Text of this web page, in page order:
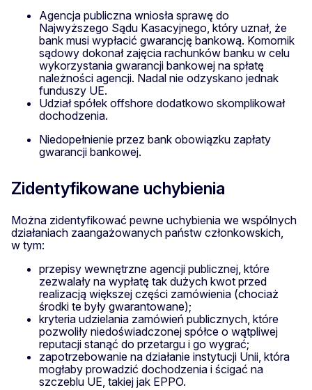
Agencja publiczna wniosła sprawę do
Najwyższego Sądu Kasacyjnego, który uznał, że
bank musi wypłacić gwarancję bankową. Komornik
sądowy dokonał zajęcia rachunków banku w celu
wykorzystania gwarancji bankowej na spłatę
należności agencji. Nadal nie odzyskano jednak
funduszy UE.
Udział spółek offshore dodatkowo skomplikował
dochodzenia.
Niedopełnienie przez bank obowiązku zapłaty
gwarancji bankowej.
Zidentyfikowane uchybienia
Można zidentyfikować pewne uchybienia we wspólnych
działaniach zaangażowanych państw członkowskich,
w tym:
przepisy wewnętrzne agencji publicznej, które
zezwalały na wypłatę tak dużych kwot przed
realizacją większej części zamówienia (chociaż
środki te były gwarantowane);
kryteria udzielania zamówień publicznych, które
pozwoliły niedoświadczonej spółce o wątpliwej
reputacji stanąć do przetargu i go wygrać;
zapotrzebowanie na działanie instytucji Unii, która
mogłaby prowadzić dochodzenia i ścigać na
szczeblu UE, takiej jak EPPO.